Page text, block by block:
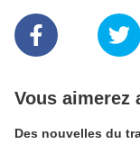
Vous aimerez
Des nouvelles du